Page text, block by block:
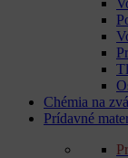
Chémia na
Prídavné